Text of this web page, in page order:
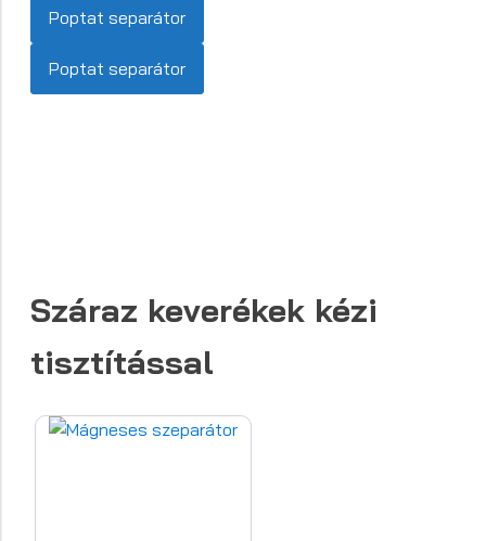
Poptat separátor
Poptat separátor
Száraz keverékek kézi
tisztítással